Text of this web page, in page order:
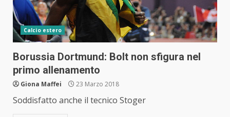
Calcio estero
Borussia Dortmund: Bolt non sfigura nel
primo allenamento
Giona Maffei 23 Marzo 2018
Soddisfatto anche il tecnico Stoger